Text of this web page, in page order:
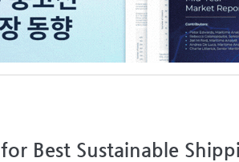
Best Sustainable